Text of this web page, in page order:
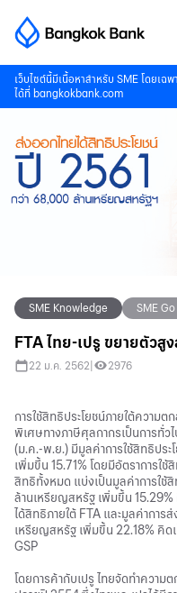
เว็บไซต์นี้มีเนื้อหาสำหรับ SME โดยเฉ
ได้ที่ bangkokbank.com
SME Knowledge SME
FTA ไทย-เปรู ขยายตัวสู
22 ม.ค. 2562 2976
การใช้สิทธิประโยชน์ภายใต้ความต
พิเศษทางภาษีศุลกากรเป็นการทั่วไ
(ม.ค.-พ.ย.) มีมูลค่าการใช้สิทธิปร
เพิ่มขึ้น 15.71% โดยมีอัตราการใ
สิทธิทั้งหมด แบ่งเป็นมูลค่าการใช้
ล้านเหรียญสหรัฐ เพิ่มขึ้น
ได้สิทธิภายใต้ FTA และมูลค่าการ
เหรียญสหรัฐ เพิ่มขึ้น 22.18% คิ
GSP
โดยการค้ากับเปรู ไทยจัดทำความ